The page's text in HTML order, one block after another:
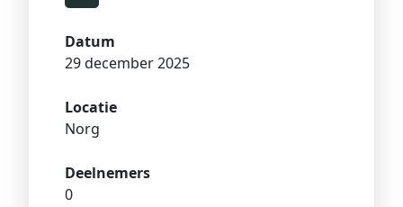
Datum
29 december 2025
Locatie
Norg
Deelnemers
0